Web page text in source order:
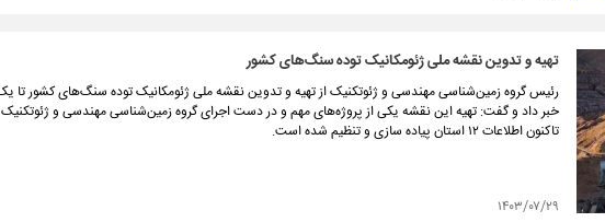
تهیه و تدوین نقشه ملی ژئومکانیک توده سنگ‌های کشور
رئیس گروه زمین‌شناسی مهندسی و ژئوتکنیک از تهیه و تدوین نقشه ملی ژئومکانیک توده سنگ‌های کشور تا
خبر داد و گفت: تهیه این نقشه یکی از پروژه‌های مهم و در دست اجرای گروه زمین‌شناسی مهندسی و
تاکنون اطلاعات ۱۲ استان پیاده‌ سازی و تنظیم شده است.
۱۴۰۳/۰۷/۲۹